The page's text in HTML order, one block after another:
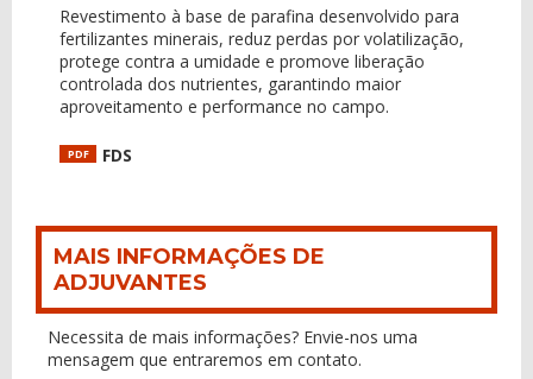
Revestimento à base de parafina desenvolvido para
fertilizantes minerais, reduz perdas por volatilização,
protege contra a umidade e promove liberação
controlada dos nutrientes, garantindo maior
aproveitamento e performance no campo.
PDF FDS
MAIS INFORMAÇÕES DE
ADJUVANTES
Necessita de mais informações? Envie-nos uma
mensagem que entraremos em contato.